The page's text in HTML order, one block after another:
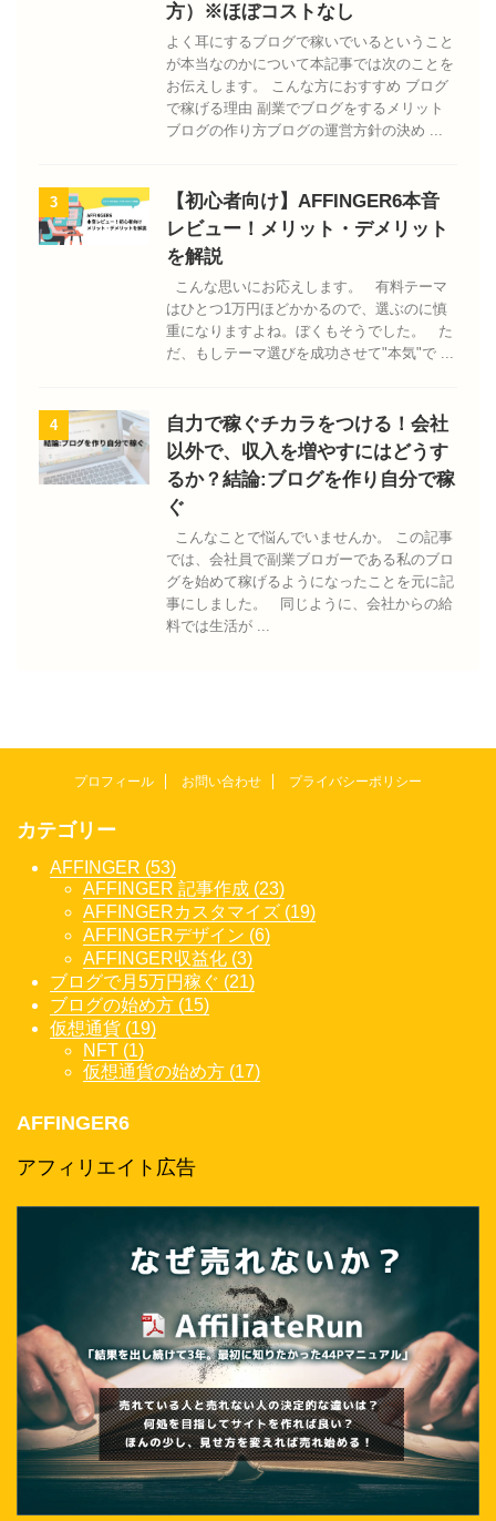
方）※ほぼコストなし
よく耳にするブログで稼いでいるということ
が本当なのかについて本記事では次のことを
お伝えします。 こんな方におすすめ ブログ
で稼げる理由 副業でブログをするメリット
ブログの作り方ブログの運営方針の決め ...
3
【初心者向け】AFFINGER6本音
レビュー！メリット・デメリット
を解説
こんな思いにお応えします。 有料テーマ
はひとつ1万円ほどかかるので、選ぶのに慎
重になりますよね。ぼくもそうでした。 た
だ、もしテーマ選びを成功させて"本気"で ...
4
自力で稼ぐチカラをつける！会社
以外で、収入を増やすにはどうす
るか？結論:ブログを作り自分で稼
ぐ
こんなことで悩んでいませんか。 この記事
では、会社員で副業ブロガーである私のブロ
グを始めて稼げるようになったことを元に記
事にしました。 同じように、会社からの給
料では生活が ...
プロフィール お問い合わせ プライバシーポリシー
カテゴリー
AFFINGER (53)
AFFINGER 記事作成 (23)
AFFINGERカスタマイズ (19)
AFFINGERデザイン (6)
AFFINGER収益化 (3)
ブログで月5万円稼ぐ (21)
ブログの始め方 (15)
仮想通貨 (19)
NFT (1)
仮想通貨の始め方 (17)
AFFINGER6
アフィリエイト広告